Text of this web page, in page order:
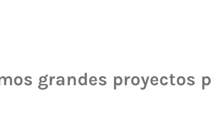
grandes proyectos